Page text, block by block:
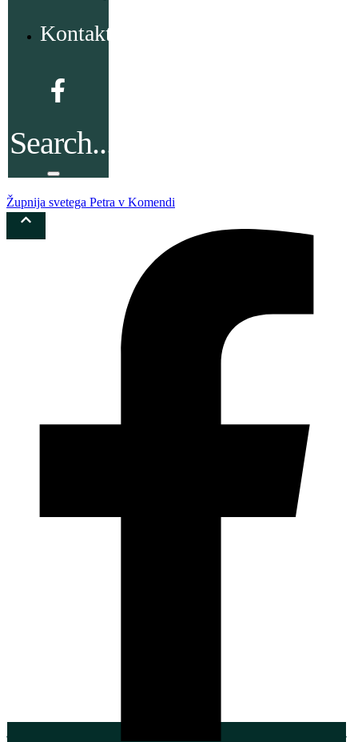
Kontakt
Župnija svetega Petra v Komendi